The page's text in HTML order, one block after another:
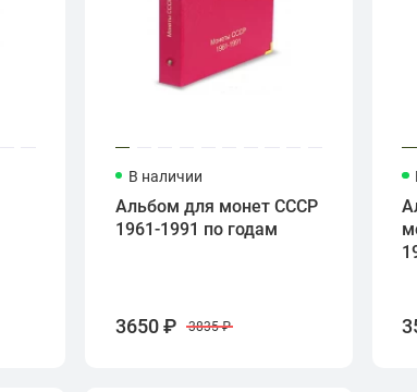
В наличии
Альбом для монет СССР
1961-1991 по годам
3650 ₽ 3835 ₽